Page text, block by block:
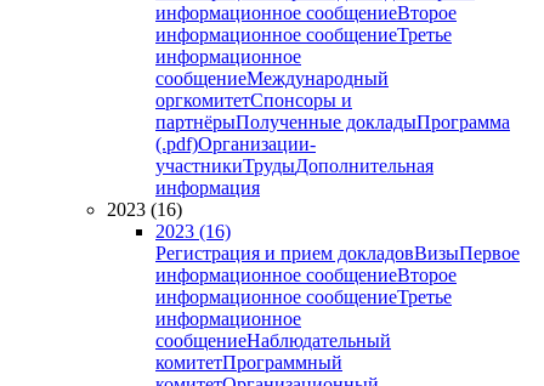
информационное сообщениеВторое
информационное сообщениеТретье
информационное
сообщениеМеждународный
оргкомитетСпонсоры и
партнёрыПолученные докладыПрограмма
(.pdf)Организации-
участникиТрудыДополнительная
информация
2023 (16)
2023 (16)
Регистрация и прием докладовВизыПервое
информационное сообщениеВторое
информационное сообщениеТретье
информационное
сообщениеНаблюдательный
комитетПрограммный